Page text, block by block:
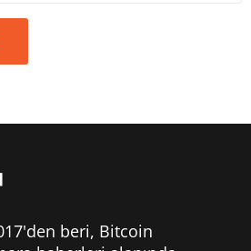
beri, Bitcoin